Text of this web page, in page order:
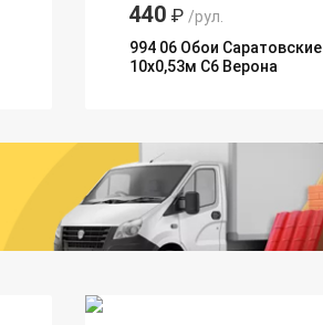
440 ₽ /рул.
994 06 Обои Саратовские
10х0,53м С6 Верона